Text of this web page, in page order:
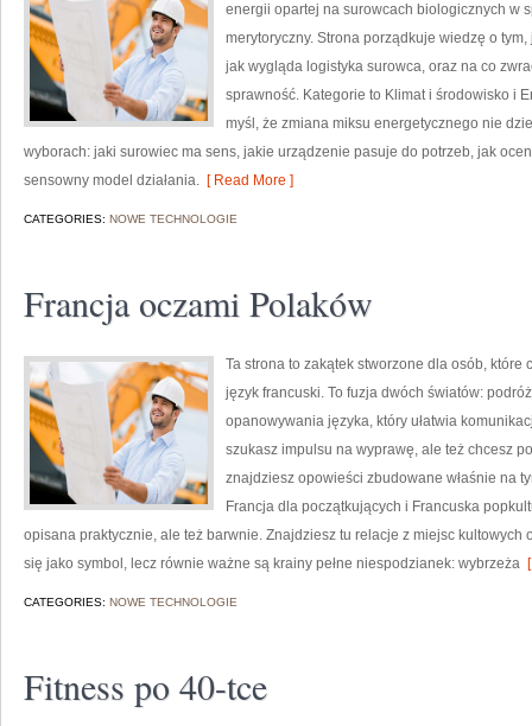
energii opartej na surowcach biologicznych w
merytoryczny. Strona porządkuje wiedzę o
jak wygląda logistyka surowca, oraz na co
sprawność. Kategorie to Klimat i środowisko i
myśl, że zmiana miksu energetycznego nie
wyborach: jaki surowiec ma sens, jakie urządzenie pasuje do potrzeb, jak
sensowny model działania. [ Read More ]
CATEGORIES: NOWE TECHNOLOGIE
Francja oczami Polaków
Ta strona to zakątek stworzone dla osób,
język francuski. To fuzja dwóch światów:
opanowywania języka, który ułatwia
szukasz impulsu na wyprawę, ale też chcesz
znajdziesz opowieści zbudowane właśnie na
Francja dla początkujących i Francuska
opisana praktycznie, ale też barwnie. Znajdziesz tu relacje z miejsc kultowych
się jako symbol, lecz równie ważne są krainy pełne niespodzianek: wybrzeża
CATEGORIES: NOWE TECHNOLOGIE
Fitness po 40-tce